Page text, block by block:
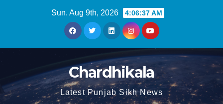
Sun. Aug 9th, 2026 4:06:38 AM
Chardhikala
Latest Punjab Sikh News